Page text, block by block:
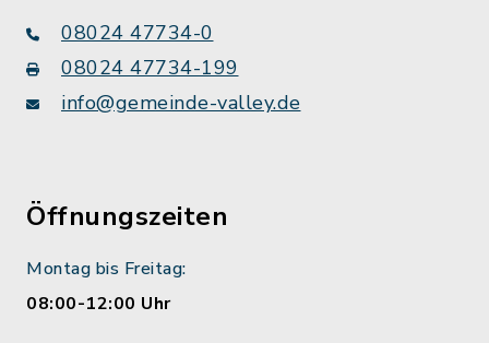
08024 47734-0
08024 47734-199
info@gemeinde-valley.de
Öffnungszeiten
Montag bis Freitag:
08:00-12:00 Uhr